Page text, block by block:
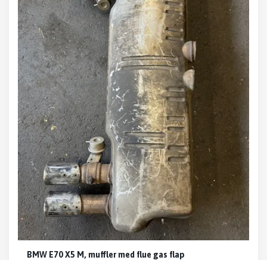
BMW E70 X5 M, muffler med flue gas flap